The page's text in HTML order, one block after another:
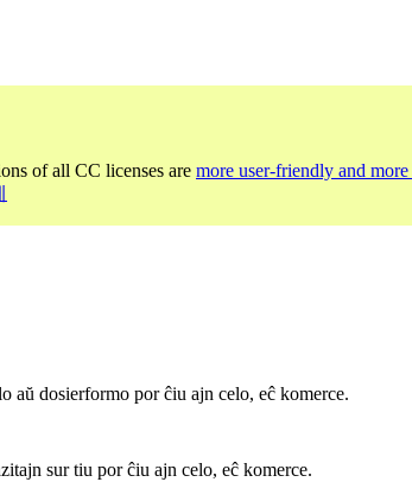
of all CC licenses are more user-friendly and
dosierformo por ĉiu ajn celo, eĉ komerce.
sur tiu por ĉiu ajn celo, eĉ komerce.